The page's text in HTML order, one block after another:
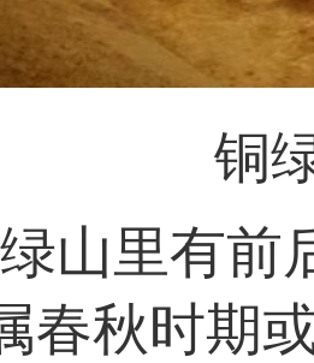
铜
山里有前
春秋时期